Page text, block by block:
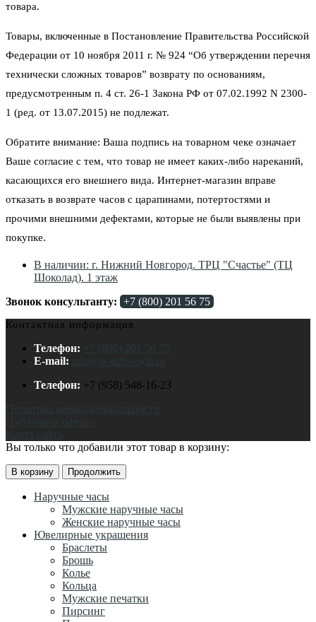
товара.
Товары, включенные в Постановление Правительства Российской
Федерации от 10 ноября 2011 г. № 924 “Об утверждении перечня
технически сложных товаров” возврату по основаниям,
предусмотренным п. 4 ст. 26-1 Закона РФ от 07.02.1992 N 2300-
1 (ред. от 13.07.2015) не подлежат.
Обратите внимание: Ваша подпись на товарном чеке означает
Ваше согласие с тем, что товар не имеет каких-либо нареканий,
касающихся его внешнего вида. Интернет-магазин вправе
отказать в возврате часов с царапинами, потертостями и
прочими внешними дефектами, которые не были выявлены при
покупке.
В наличии: г. Нижний Новгород. ТРЦ "Счастье" (ТЦ
Шоколад). 1 этаж
Звонок консультанту: +7 (800) 201 56 75
Контактная информация
Телефон:
+7 (800) 201 56 75
E-mail:
Телефон: +7 (958) 548-16-23
Карта сайта
Вы только что добавили этот товар в корзину:
В корзину Продолжить
Наручные часы
Мужские наручные часы
Женские наручные часы
Ювелирные украшения
Браслеты
Брошь
Колье
Кольца
Мужские печатки
Пирсинг